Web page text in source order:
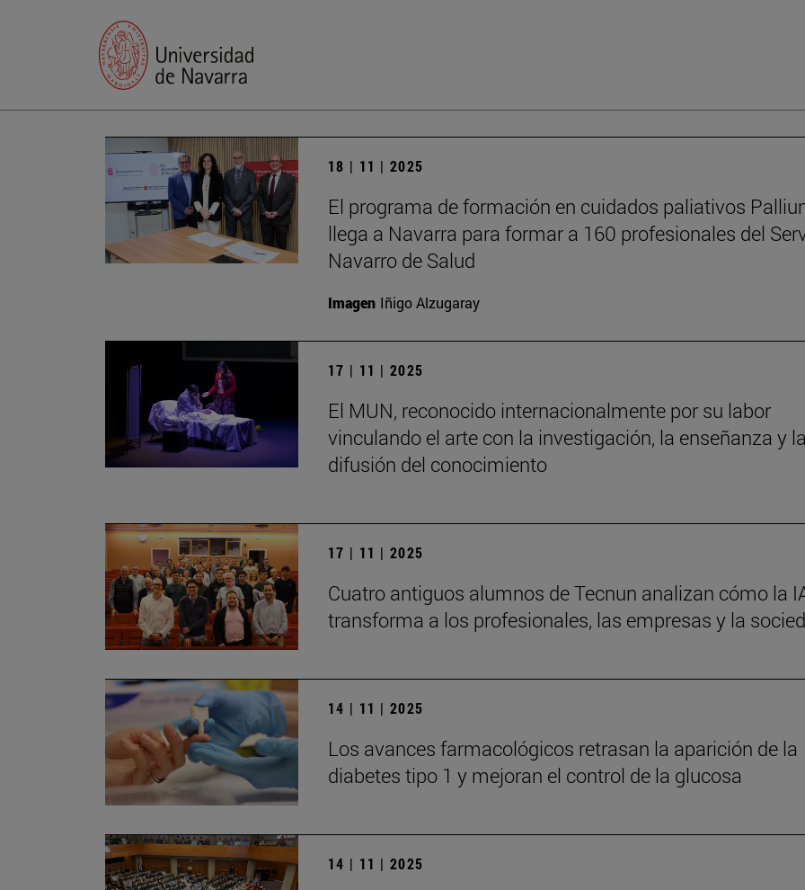
18 | 11 | 2025
El programa de formación en cuidados paliativos
llega a Navarra para formar a 160 profesionales del
Navarro de Salud
Imagen Iñigo Alzugaray
17 | 11 | 2025
El MUN, reconocido internacionalmente por su labor
vinculando el arte con la investigación, la enseñanza y
difusión del conocimiento
17 | 11 | 2025
Cuatro antiguos alumnos de Tecnun analizan cómo la
transforma a los profesionales, las empresas y la
14 | 11 | 2025
Los avances farmacológicos retrasan la aparición de la
diabetes tipo 1 y mejoran el control de la glucosa
14 | 11 | 2025